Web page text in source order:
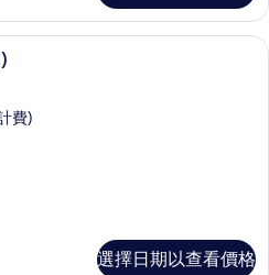
客房內保險箱、遮光布/窗簾、隔音、
費)
選擇日期以查看價格